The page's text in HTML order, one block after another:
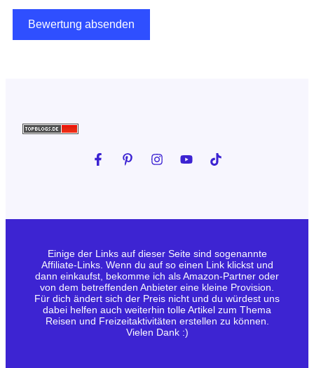
Einige der Links auf dieser Seite sind sogenannte
Affiliate-Links. Wenn du auf so einen Link klickst und
dann einkaufst, bekomme ich als Amazon-Partner oder
von dem betreffenden Anbieter eine kleine Provision.
Für dich ändert sich der Preis nicht und du würdest uns
dabei helfen auch weiterhin tolle Artikel zum Thema
Reisen und Freizeitaktivitäten erstellen zu können.
Vielen Dank :)